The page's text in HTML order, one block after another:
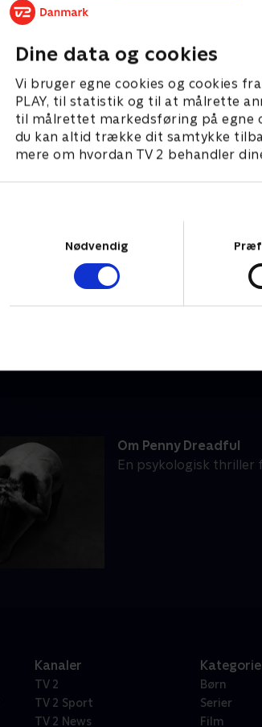
Dine data og cookies
Vi bruger egne cookies og cookies
PLAY, til statistik og til at målrette
til målrettet markedsføring på egne
du kan altid trække dit samtykke
mere om hvordan TV 2 behandler
Nødvendig
for en ny allieret,
min 1. juli 2021 • 54
Om Penny Dreadful
En psykologisk
Kanaler
TV 2
TV 2 Sport
TV 2 News
Børn
Serier
Film